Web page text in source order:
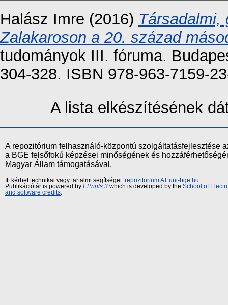
Halász Imre (2016) Társadalmi,
Zalakaroson a 20. század
tudományok III. fóruma.
304-328. ISBN 978-963-7159-
A lista elkészítésének
A repozitórium felhasználó-központú szolgáltatásfejlesztése
a BGE felsőfokú képzései minőségének és
Magyar Állam támogatásával.
Itt kérhet technikai vagy tartalmi segítséget: repozitorium AT uni-bge.hu
Publikációtár is powered by EPrints 3 which is developed by the School of
and software credits